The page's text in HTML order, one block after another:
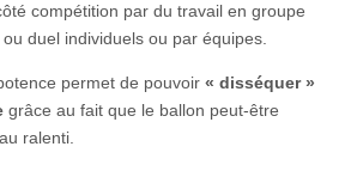
compétition par du travail en groupe
duel individuels ou par équipes.
permet de pouvoir « disséquer »
grâce au fait que le ballon peut-être
ralenti.